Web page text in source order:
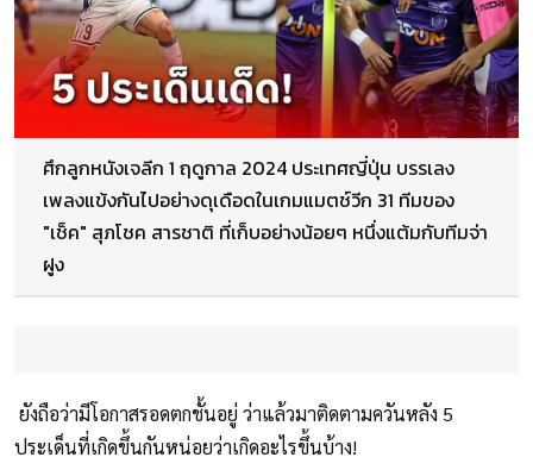
ศึกลูกหนังเจลีก 1 ฤดูกาล 2024 ประเทศญี่ปุ่น บรรเลง
เพลงแข้งกันไปอย่างดุเดือดในเกมแมตช์วีก 31 ทีมของ
"เช็ค" สุภโชค สารชาติ ที่เก็บอย่างน้อยๆ หนึ่งแต้มกับทีมจ่า
ฝูง
ยังถือว่ามีโอกาสรอดตกชั้นอยู่ ว่าแล้วมาติดตามควันหลัง 5
ประเด็นที่เกิดขึ้นกันหน่อยว่าเกิดอะไรขึ้นบ้าง!